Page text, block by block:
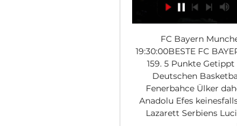
FC Bayern
19:30:00BESTE FC
159. 5 Punkte Getippt
Deutschen
Fenerbahce Ülker
Anadolu Efes
Lazarett Serbiens